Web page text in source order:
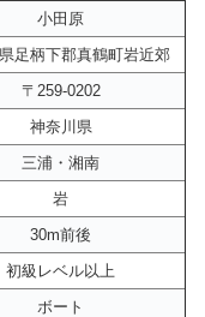
小田原
足柄下郡真鶴町岩近郊
〒259-0202
神奈川県
三浦・湘南
岩
30m前後
初級レベル以上
ボート